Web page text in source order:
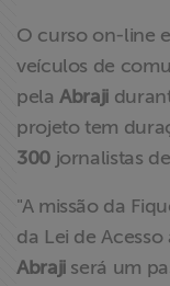
O curso on-line
veículos de
pelaAbraji
projeto tem
300jornalistas
"A missão da
da Lei de
Abrajiserá um